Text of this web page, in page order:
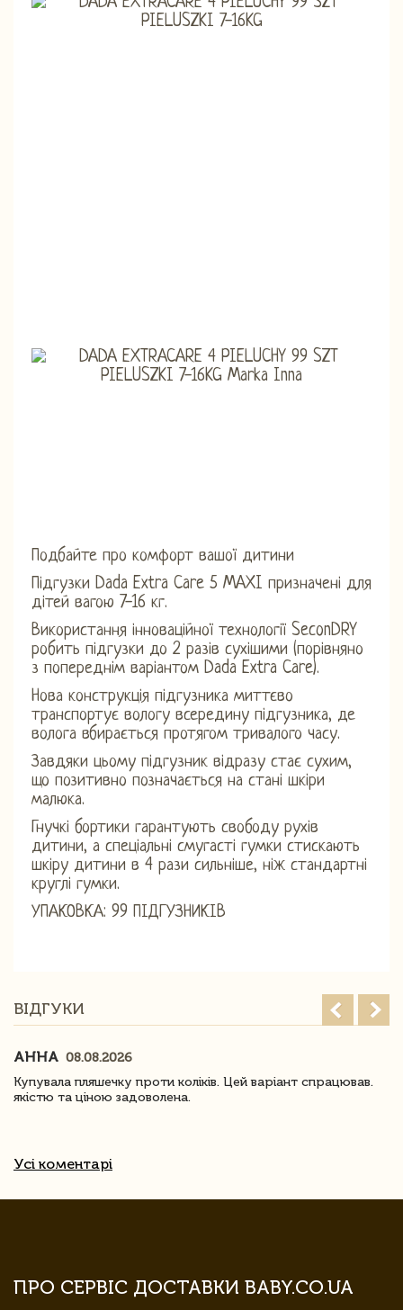
Подбайте про комфорт вашої дитини
Підгузки Dada Extra Care 5 MAXI призначені для
дітей вагою 7-16 кг.
Використання інноваційної технології SeconDRY
робить підгузки до 2 разів сухішими (порівняно
з попереднім варіантом Dada Extra Care).
Нова конструкція підгузника миттєво
транспортує вологу всередину підгузника, де
волога вбирається протягом тривалого часу.
Завдяки цьому підгузник відразу стає сухим,
що позитивно позначається на стані шкіри
малюка.
Гнучкі бортики гарантують свободу рухів
дитини, а спеціальні смугасті гумки стискають
шкіру дитини в 4 рази сильніше, ніж стандартні
круглі гумки.
УПАКОВКА: 99 ПІДГУЗНИКІВ
ВІДГУКИ
АННА 08.08.2026
Купувала пляшечку проти коліків. Цей варіант спрацював.
якістю та ціною задоволена.
Усі коментарі
ПРО СЕРВІС ДОСТАВКИ BABY.CO.UA